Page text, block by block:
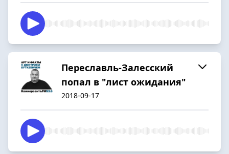
Переславль-Залесский
попал в "лист ожидания"
2018-09-17